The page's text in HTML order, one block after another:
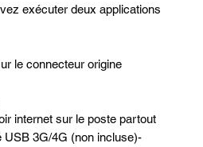
exécuter deux applications
le connecteur origine
internet sur le poste partout
USB 3G/4G (non incluse)-